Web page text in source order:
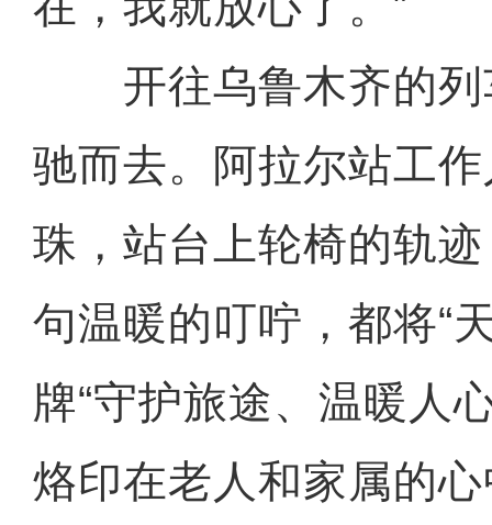
开往乌鲁木齐的列
驰而去。阿拉尔站工
珠，站台上轮椅的轨
句温暖的叮咛，都将“
牌“守护旅途、温暖人
烙印在老人和家属的